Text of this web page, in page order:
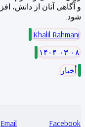
و آگاهی آنان از دانش،
شود.
Khalil Rahmani
۱۴۰۴-۰۳-۰۸
أخبار
Facebook
Email